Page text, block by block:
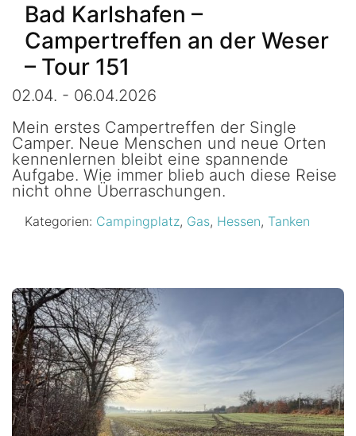
Bad Karlshafen –
Campertreffen an der Weser
– Tour 151
02.04. - 06.04.2026
Mein erstes Campertreffen der Single
Camper. Neue Menschen und neue Orten
kennenlernen bleibt eine spannende
Aufgabe. Wie immer blieb auch diese Reise
nicht ohne Überraschungen.
Kategorien: Campingplatz, Gas, Hessen, Tanken